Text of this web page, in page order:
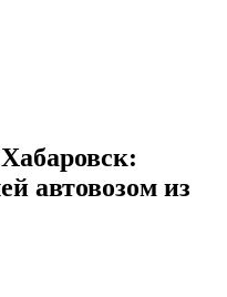
автовозом из